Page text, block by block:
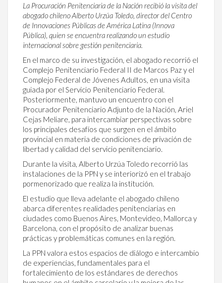
La Procuración Penitenciaria de la Nación recibió la visita del
abogado chileno Alberto Urzúa Toledo, director del Centro
de Innovaciones Públicas de América Latina (Innova
Pública), quien se encuentra realizando un estudio
internacional sobre gestión penitenciaria.
En el marco de su investigación, el abogado recorrió el
Complejo Penitenciario Federal II de Marcos Paz y el
Complejo Federal de Jóvenes Adultos, en una visita
guiada por el Servicio Penitenciario Federal.
Posteriormente, mantuvo un encuentro con el
Procurador Penitenciario Adjunto de la Nación, Ariel
Cejas Meliare, para intercambiar perspectivas sobre
los principales desafíos que surgen en el ámbito
provincial en materia de condiciones de privación de
libertad y calidad del servicio penitenciario.
Durante la visita, Alberto Urzúa Toledo recorrió las
instalaciones de la PPN y se interiorizó en el trabajo
pormenorizado que realiza la institución.
El estudio que lleva adelante el abogado chileno
abarca diferentes realidades penitenciarias en
ciudades como Buenos Aires, Montevideo, Mallorca y
Barcelona, con el propósito de analizar buenas
prácticas y problemáticas comunes en la región.
La PPN valora estos espacios de diálogo e intercambio
de experiencias, fundamentales para el
fortalecimiento de los estándares de derechos